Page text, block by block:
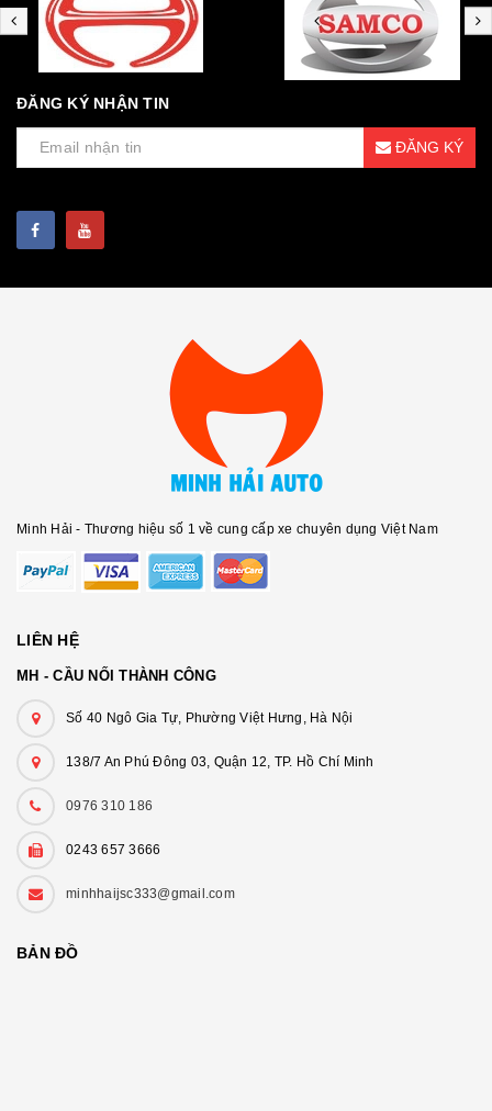
ĐĂNG KÝ NHẬN TIN
ĐĂNG KÝ
Minh Hải - Thương hiệu số 1 về cung cấp xe chuyên dụng Việt Nam
LIÊN HỆ
MH - CẦU NỐI THÀNH CÔNG
Số 40 Ngô Gia Tự, Phường Việt Hưng, Hà Nội
138/7 An Phú Đông 03, Quận 12, TP. Hồ Chí Minh
0976 310 186
0243 657 3666
minhhaijsc333@gmail.com
BẢN ĐỒ